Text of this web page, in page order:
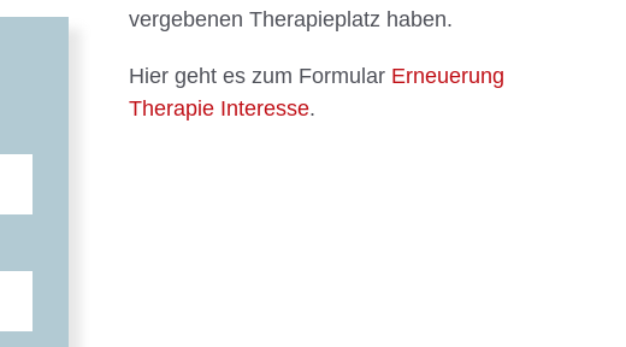
vergebenen Therapieplatz haben.
Hier geht es zum Formular Erneuerung
Therapie Interesse.